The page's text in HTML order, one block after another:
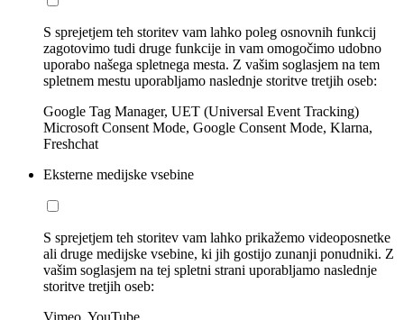
S sprejetjem teh storitev vam lahko poleg osnovnih funkcij
zagotovimo tudi druge funkcije in vam omogočimo udobno
uporabo našega spletnega mesta. Z vašim soglasjem na tem
spletnem mestu uporabljamo naslednje storitve tretjih oseb:
Google Tag Manager, UET (Universal Event Tracking)
Microsoft Consent Mode, Google Consent Mode, Klarna,
Freshchat
Eksterne medijske vsebine
S sprejetjem teh storitev vam lahko prikažemo videoposnetke
ali druge medijske vsebine, ki jih gostijo zunanji ponudniki. Z
vašim soglasjem na tej spletni strani uporabljamo naslednje
storitve tretjih oseb:
Vimeo, YouTube